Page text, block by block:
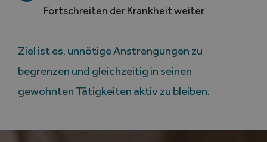
Fortschreiten der Krankheit weiter
Ziel ist es, unnötige Anstrengungen zu
begrenzen und gleichzeitig in seinen
gewohnten Tätigkeiten aktiv zu bleiben.